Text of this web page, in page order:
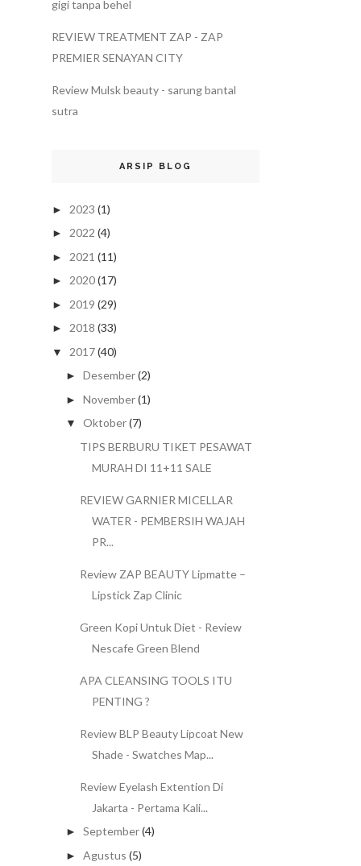
gigi tanpa behel
REVIEW TREATMENT ZAP - ZAP
PREMIER SENAYAN CITY
Review Mulsk beauty - sarung bantal
sutra
ARSIP BLOG
► 2023 (1)
► 2022 (4)
► 2021 (11)
► 2020(17)
► 2019 (29)
► 2018 (33)
▼ 2017(40)
► Desember(2)
► November(1)
▼ Oktober(7)
TIPS BERBURU TIKET PESAWAT
MURAH DI 11+11 SALE
REVIEW GARNIER MICELLAR
WATER - PEMBERSIH WAJAH
PR...
Review ZAP BEAUTY Lipmatte –
Lipstick Zap Clinic
Green Kopi Untuk Diet - Review
Nescafe Green Blend
APA CLEANSING TOOLS ITU
PENTING ?
Review BLP Beauty Lipcoat New
Shade - Swatches Map...
Review Eyelash Extention Di
Jakarta - Pertama Kali...
► September(4)
► Agustus (5)